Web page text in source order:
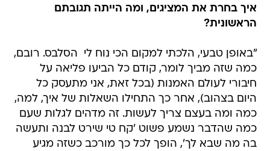
איך בחרת את המציגים, ומה הייתה תגובתם
הראשונית?
"באופן טבעי, הלכתי למקום הכי נוח לי  הסלבס. רובם,
כמה שזה מביך לומר, קודם כל הביעו פליאה על
חיבורי לעולם האמנות (בכל זאת, אני מתעסק כל
היום בצהוב), אחר כך התחילו השאלות של איך, למה,
כמה ומה בעצם צריך לעשות. זה מדהים לגלות שעם
כמה שהדבר נשמע פשוט 'קח טי שירט לבנה ותעשה
בה מה שבא לך', הופך לכל כך מורכב כשזה מגיע